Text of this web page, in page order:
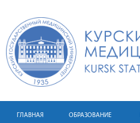
ГЛАВНАЯ ОБРАЗОВАНИЕ